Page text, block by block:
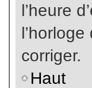
l’heure
corriger.
Haut